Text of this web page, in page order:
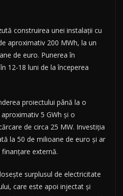
construirea unei instalații cu
aproximativ 200 MWh, la un
de euro. Punerea în
12-18 luni de la începerea
proiectului până la o
5 GWh și o
de circa 25 MW. Investiția
la 50 de milioane de euro și ar
externă.
surplusul de electricitate
care este apoi injectat și